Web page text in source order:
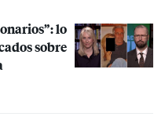
lo
sobre